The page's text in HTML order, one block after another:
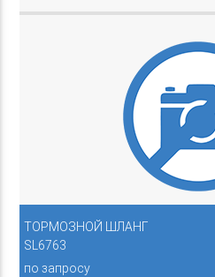
ТОРМОЗНОЙ ШЛАНГ
SL6763
по запросу